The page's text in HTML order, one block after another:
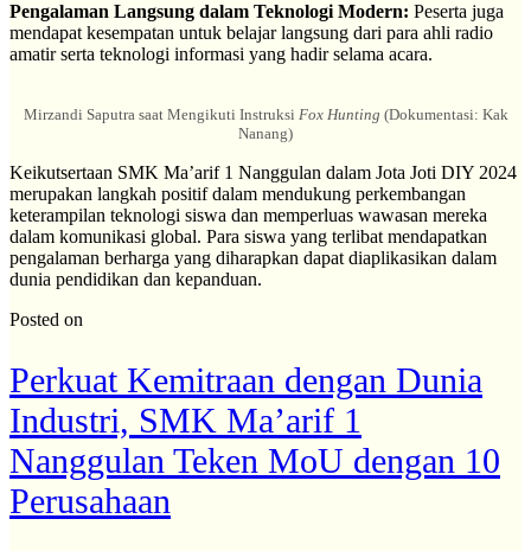
Pengalaman Langsung dalam Teknologi Modern: Peserta juga
mendapat kesempatan untuk belajar langsung dari para ahli radio
amatir serta teknologi informasi yang hadir selama acara.
Mirzandi Saputra saat Mengikuti Instruksi Fox Hunting (Dokumentasi: Kak
Nanang)
Keikutsertaan SMK Ma’arif 1 Nanggulan dalam Jota Joti DIY 2024
merupakan langkah positif dalam mendukung perkembangan
keterampilan teknologi siswa dan memperluas wawasan mereka
dalam komunikasi global. Para siswa yang terlibat mendapatkan
pengalaman berharga yang diharapkan dapat diaplikasikan dalam
dunia pendidikan dan kepanduan.
Posted on
Perkuat Kemitraan dengan Dunia
Industri, SMK Ma’arif 1
Nanggulan Teken MoU dengan 10
Perusahaan